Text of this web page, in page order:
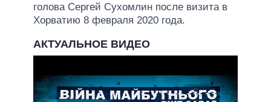
голова Сергей Сухомлин после визита в
Хорватию 8 февраля 2020 года.
АКТУАЛЬНОЕ ВИДЕО